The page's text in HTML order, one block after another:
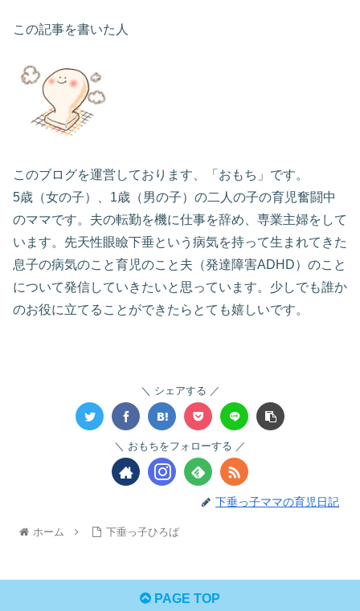
この記事を書いた人
このブログを運営しております、「おもち」です。
5歳（女の子）、1歳（男の子）の二人の子の育児奮闘中
のママです。夫の転勤を機に仕事を辞め、専業主婦をして
います。先天性眼瞼下垂という病気を持って生まれてきた
息子の病気のこと育児のこと夫（発達障害ADHD）のこと
について発信していきたいと思っています。少しでも誰か
のお役に立てることができたらとても嬉しいです。
シェアする
おもちをフォローする
下垂っ子ママの育児日記
ホーム 下垂っ子ひろば
PAGE TOP